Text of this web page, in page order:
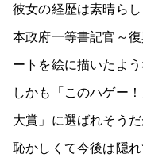
彼女の経歴は素晴ら
本政府一等書記官～
ートを絵に描いたよう
しかも「このハゲー
大賞」に選ばれそう
恥かしくて今後は隠